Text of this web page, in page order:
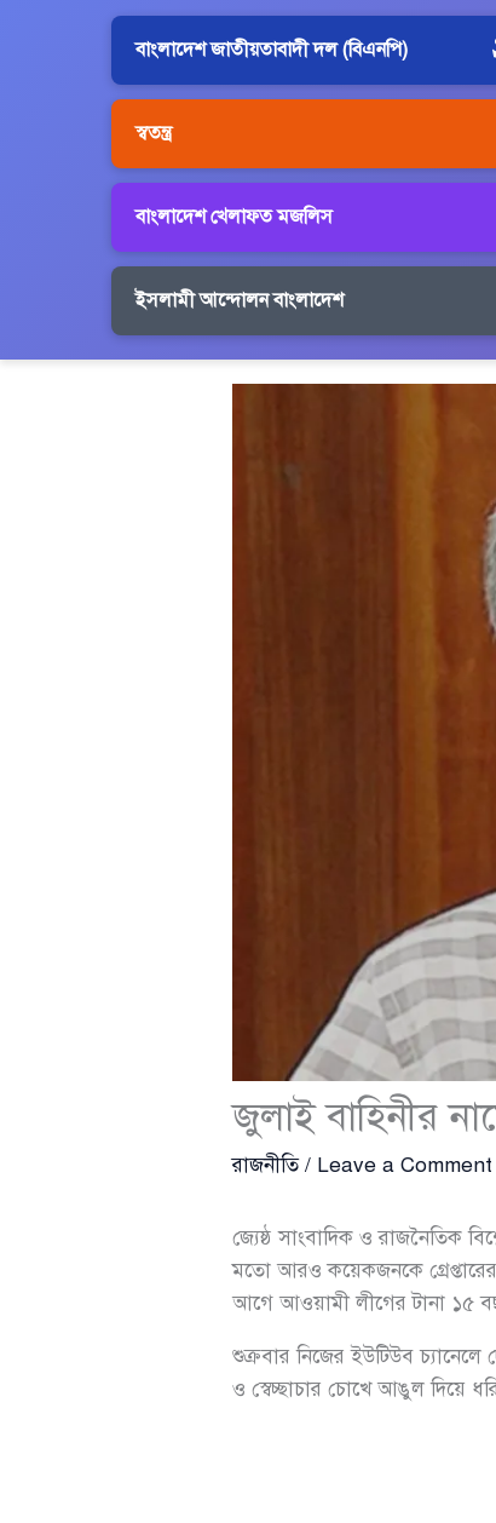
বাংলাদেশ জাতীয়তাবাদী দল (বিএনপি)
স্বতন্ত্র
বাংলাদেশ খেলাফত মজলিস
ইসলামী আন্দোলন বাংলাদেশ
জুলাই বাহিনীর
রাজনীতি/ Leave a Comment
জ্যেষ্ঠ সাংবাদিক ও রাজনৈতিক
মতো আরও কয়েকজনকে গ্রেপ্তারের
আগে আওয়ামী লীগের টানা ১৫
শুক্রবার নিজের ইউটিউব
ও স্বেচ্ছাচার চোখে আঙুল দিয়ে